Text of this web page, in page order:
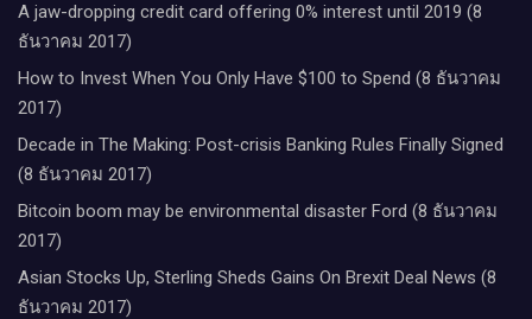
A jaw-dropping credit card offering 0% interest until 2019 (8
ธันวาคม 2017)
How to Invest When You Only Have $100 to Spend (8 ธันวาคม
2017)
Decade in The Making: Post-crisis Banking Rules Finally Signed
(8 ธันวาคม 2017)
Bitcoin boom may be environmental disaster Ford (8 ธันวาคม
2017)
Asian Stocks Up, Sterling Sheds Gains On Brexit Deal News (8
ธันวาคม 2017)